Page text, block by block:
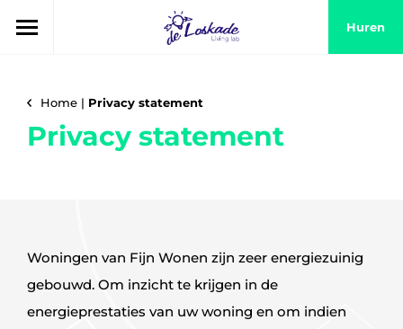
Huren
Home | Privacy statement
Privacy statement
Woningen van Fijn Wonen zijn zeer energiezuinig
gebouwd. Om inzicht te krijgen in de
energieprestaties van uw woning en om indien